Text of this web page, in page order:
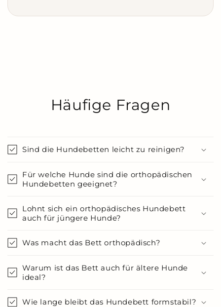
Häufige Fragen
Sind die Hundebetten leicht zu reinigen?
Für welche Hunde sind die orthopädischen
Hundebetten geeignet?
Lohnt sich ein orthopädisches Hundebett
auch für jüngere Hunde?
Was macht das Bett orthopädisch?
Warum ist das Bett auch für ältere Hunde
ideal?
Wie lange bleibt das Hundebett formstabil?